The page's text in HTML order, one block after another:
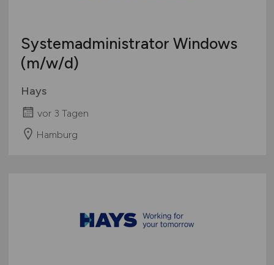
Systemadministrator Windows
(m/w/d)
Hays
vor 3 Tagen
Hamburg